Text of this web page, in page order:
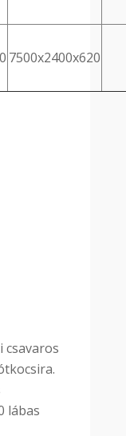
7500x2400x620
csavaros
lábas